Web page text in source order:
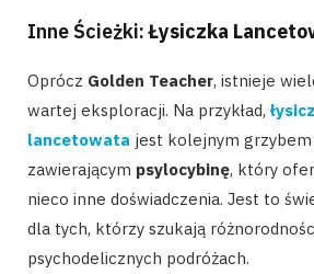
Inne Ścieżki:Łysiczka
Oprócz Golden Teacher, istnieje
wartej eksploracji. Na przykład,
lancetowata jest kolejnym grzybem
zawierającym psylocybinę, który
nieco inne doświadczenia. Jest to
dla tych, którzy szukają
psychodelicznych podróżach.